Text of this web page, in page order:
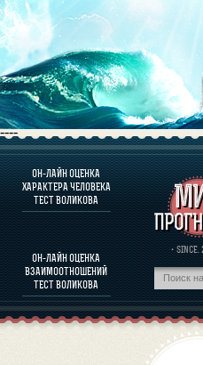
----
ОН-ЛАЙН ОЦЕНКА
ХАРАКТЕРА ЧЕЛОВЕКА
ТЕСТ ВОЛИКОВА
ОН-ЛАЙН ОЦЕНКА
ВЗАИМООТНОШЕНИЙ
ТЕСТ ВОЛИКОВА
·
О
ОЦЕНКА
ОЦЕНКА ХАРАКТЕРА
О
ПРОГНОЗЫ И